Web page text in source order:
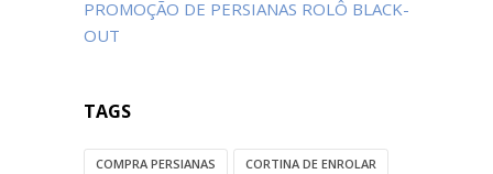
PROMOÇÃO DE PERSIANAS ROLÔ BLACK-
OUT
TAGS
COMPRA PERSIANAS CORTINA DE ENROLAR